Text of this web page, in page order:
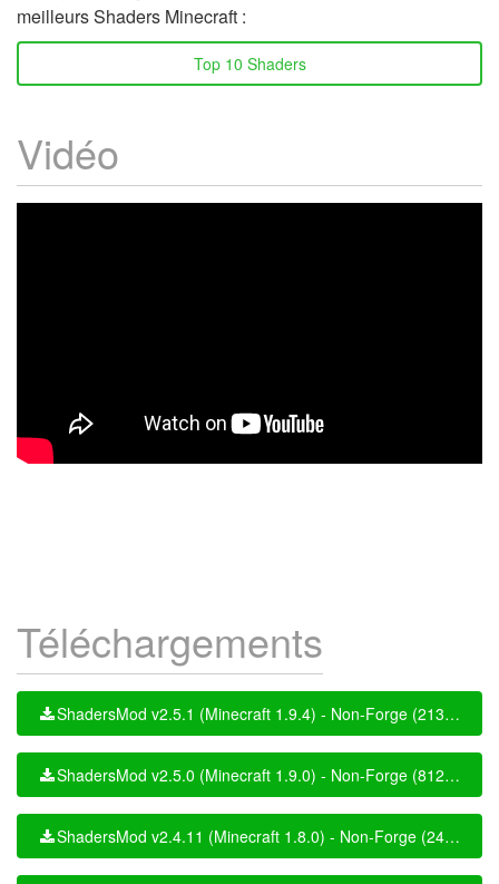
meilleurs Shaders Minecraft :
Top 10 Shaders
Vidéo
Téléchargements
ShadersMod v2.5.1 (Minecraft 1.9.4) - Non-Forge (21348 fois)
ShadersMod v2.5.0 (Minecraft 1.9.0) - Non-Forge (8127 fois)
ShadersMod v2.4.11 (Minecraft 1.8.0) - Non-Forge (24245 fois)